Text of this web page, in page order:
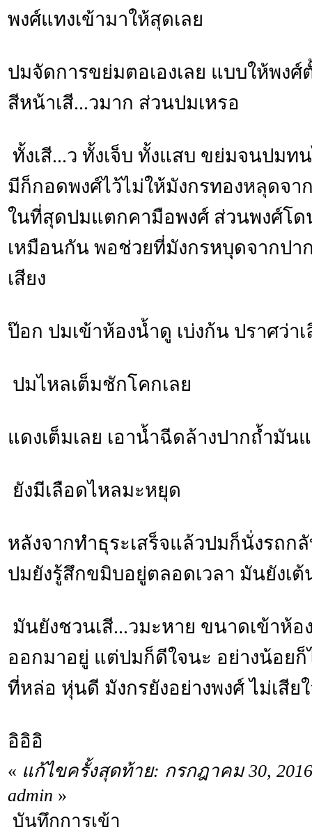
พงศ์แทงเข้ามาให้สุดเลย
ปมจัดการขย่มตอเองเลย แบบให้พง
สีหน้าเสี...วมาก ส่วนปมเหรอ
ทั้งเสี...ว ทั้งเจ็บ ทั้งแสบ ขย่มจนปม
มีก็กอดพงศ์ไว้ไม่ให้มังกรทองหลุดจา
ในที่สุดปมแตกคามือพงศ์ ส่วนพงศ์โ
เหมือนกัน พอช่วยที่มังกรหบุดจากปา
เสียง
ป๊อก ปมเข้าห้องน้ำดู เบ่งก้น ปราศว่า
ปมไหลเต็มชักโคกเลย
แดงเต็มเลย เอาน้ำฉีดล้างปากถ้ำมัน
ยังมีเลือดไหลมะหยุด
หลังจากทำธุระเสร็จแล้วปมก็นั่งรถก
ปมยังรู้สึกขมิบอยู่ตลอดเวลา มันยังเต้
มันยังชวนเสี...วมะหาย ขนาดเข้าห้
ออกมาอยู่ แต่ปมก็ดีใจนะ อย่างน้อย
ที่หล่อ หุ่นดี มังกรยังอย่างพงศ์ ไม่เสียใ
อิอิอิ
« แก้ไขครั้งสุดท้าย: กรกฎาคม 30,
admin »
บันทึกการเข้า